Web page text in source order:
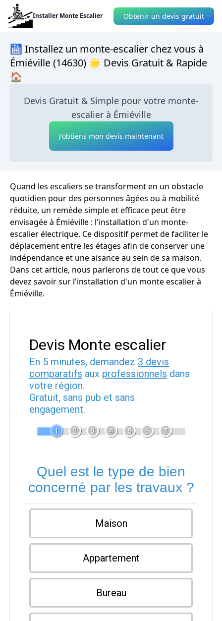
Installer Monte Escalier Obtenir un devis gratuit
🛗 Installez un monte-escalier chez vous à
Émiéville (14630) 🌟 Devis Gratuit & Rapide
🏠
Devis Gratuit & Simple pour votre monte-
escalier à Émiéville
J'obtiens mon devis maintenant
Quand les escaliers se transforment en un obstacle
quotidien pour des personnes âgées ou à mobilité
réduite, un remède simple et efficace peut être
envisagée à Émiéville : l'installation d'un monte-
escalier électrique. Ce dispositif permet de faciliter le
déplacement entre les étages afin de conserver une
indépendance et une aisance au sein de sa maison.
Dans cet article, nous parlerons de tout ce que vous
devez savoir sur l'installation d'un monte escalier à
Émiéville.
Devis Monte escalier
En 5 minutes, demandez 3 devis
comparatifs aux professionnels dans
votre région.
Gratuit, sans pub et sans
engagement.
1 2 3 4 5 6 7
Quel est le type de bien
concerné par les travaux ?
Maison
Appartement
Bureau